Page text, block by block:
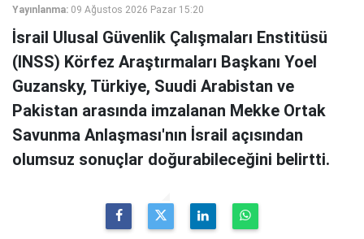
Yayınlanma: 09 Ağustos 2026 Pazar 15:20
İsrail Ulusal Güvenlik Çalışmaları Enstitüsü
(INSS) Körfez Araştırmaları Başkanı Yoel
Guzansky, Türkiye, Suudi Arabistan ve
Pakistan arasında imzalanan Mekke Ortak
Savunma Anlaşması'nın İsrail açısından
olumsuz sonuçlar doğurabileceğini belirtti.